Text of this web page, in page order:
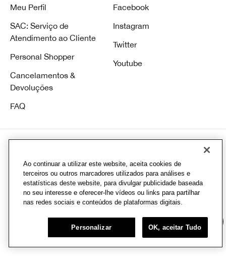
Meu Perfil
SAC: Serviço de
Atendimento ao Cliente
Personal Shopper
Cancelamentos &
Devoluções
FAQ
Facebook
Instagram
Twitter
Youtube
© Clinique Laboratories, Ilc. Todos direitos reservados
CD Infracommerce |Av. Hélio Ossamu Daikuara, 1445 - Jardim Vista Alegre, Embu
Ao continuar a utilizar este website, aceita cookies de
terceiros ou outros marcadores utilizados para análises e
estatísticas deste website, para divulgar publicidade baseada
no seu interesse e oferecer-lhe vídeos ou links para partilhar
nas redes sociais e conteúdos de plataformas digitais.
Personalizar OK, aceitar Tudo